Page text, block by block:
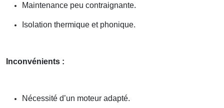
Maintenance peu contraignante.
Isolation thermique et phonique.
Inconvénients :
Nécessité d’un moteur adapté.